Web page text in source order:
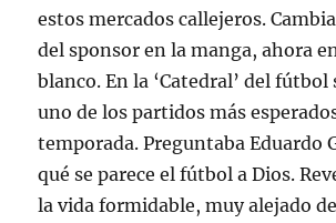
estos mercados callejeros.
del sponsor en la manga, ahora
blanco. En la ‘Catedral’ del fútbol
uno de los partidos más
temporada. Preguntaba Eduardo
qué se parece el fútbol a Dios.
la vida formidable, muy alejado